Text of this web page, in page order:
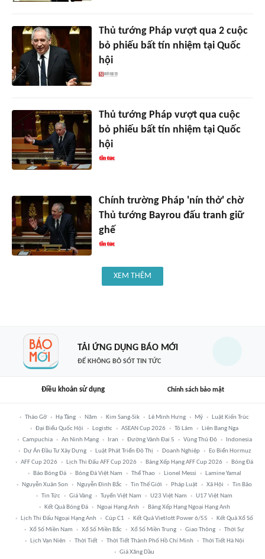
Thủ tướng Pháp vượt qua 2 cuộc
bỏ phiếu bất tín nhiệm tại Quốc
hội
Thủ tướng Pháp vượt qua cuộc
bỏ phiếu bất tín nhiệm tại Quốc
hội
Chính trường Pháp 'nín thở' chờ
Thủ tướng Bayrou đấu tranh giữ
ghế
XEM THÊM
TẢI ỨNG DỤNG BÁO MỚI
ĐỂ KHÔNG BỎ SÓT TIN TỨC
Điều khoản sử dụng Chính sách bảo mật
Tháo Gỡ Hạ Tầng Năm Kim Sang-Sik Lê Minh Hưng Mỹ
Luật Kiến Trúc
Đại Biểu Quốc Hội
Logistic ASEAN Cup 2026 Tô Lâm
Liên Bang Nga
Campuchia
An Ninh Mạng Iran Đường Vành Đai 5 Vùng Thủ Đô
Indonesia
Dự Án Đầu Tư Xây Dựng
Luật Phát Triển Đô Thị Doanh Nghiệp
Eo Biển Hormuz
AFF Cup 2026
Lịch Thi Đấu AFF Cup 2026 Bảng Xếp Hạng AFF Cup 2026
Bóng Đá
Báo Bóng Đá
Bóng Đá Việt Nam Thể Thao Lionel Messi
Lamine Yamal
Nguyễn Xuân Son
Nguyễn Đình Bắc Tin Thế Giới Pháp Luật Xã Hội
Tin Bão
Tin Tức
Giá Vàng Tuyển Việt Nam U23 Việt Nam
U17 Việt Nam
Kết Quả Bóng Đá
Ngoại Hạng Anh
Bảng Xếp Hạng Ngoại Hạng Anh
Lịch Thi Đấu Ngoại Hạng Anh
Cúp C1 Kết Quả Vietlott Power 6/55
Kết Quả Xổ Số
Xổ Số Miền Nam
Xổ Số Miền Bắc Xổ Số Miền Trung Giao Thông
Thời Sự
Lịch Vạn Niên
Thời Tiết Thời Tiết Thành Phố Hồ Chí Minh
Thời Tiết Hà Nội
Giá Xăng Dầu